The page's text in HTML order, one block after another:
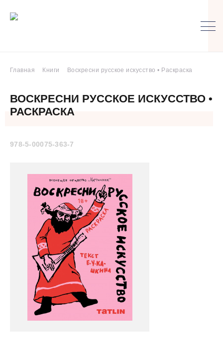
Главная Книги Воскресни русское искусство • Раскраска
ВОСКРЕСНИ РУССКОЕ ИСКУССТВО •
РАСКРАСКА
978-5-00075-363-7